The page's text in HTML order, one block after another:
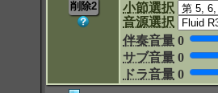
小節選択
音源選択
伴奏音量 0
サブ音量 0
ドラ音量 0